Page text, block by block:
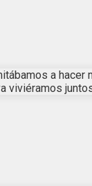
a hacer
viviéramos